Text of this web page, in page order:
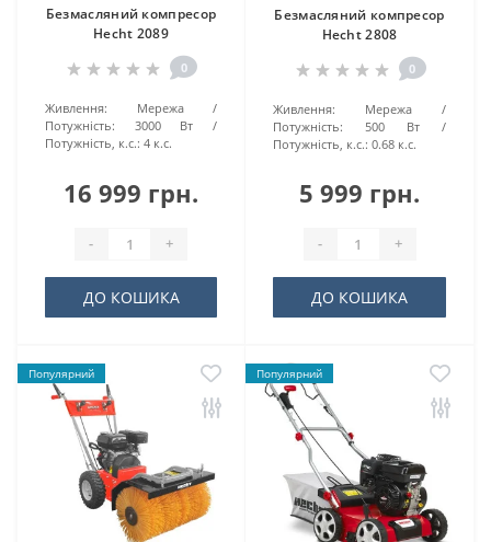
Безмасляний компресор
Hecht 2089
0
Живлення:
Мережа
Потужність:
3000 Вт
Потужність, к.с.: 4 к.с.
16 999 грн.
- +
ДО КОШИКА
Безмасляний компресор
Hecht 2808
0
Живлення:
Мережа
Потужність:
500 Вт
Потужність, к.с.: 0.68 к.с.
5 999 грн.
- +
ДО КОШИКА
Популярний Популярний